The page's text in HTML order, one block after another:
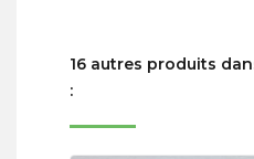
16 autres produits
: